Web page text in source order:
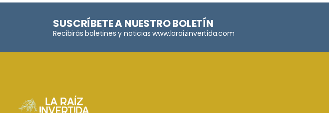
SUSCRÍBETE A NUESTRO BOLETÍN
Recibirás boletines y noticias www.laraizinvertida.com